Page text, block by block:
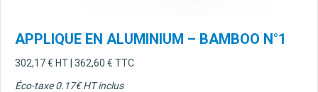
APPLIQUE EN ALUMINIUM – BAMBOO N°1
302,17€ HT | 362,60 € TTC
Éco-taxe 0.17€ HT inclus